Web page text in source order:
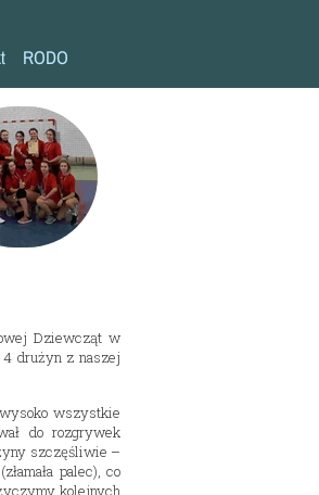
Dziewcząt w
4 drużyn z naszej
wszystkie
do rozgrywek
szczęśliwie –
palec), co
kolejnych
Statut szkoły
pracy szkoły
edukacyjne
profilaktyczny
Covid-19
dostępności
Małoletnich
RODO